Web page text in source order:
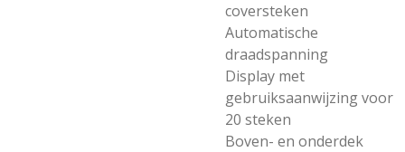
coversteken
Automatische
draadspanning
Display met
gebruiksaanwijzing voor
20 steken
Boven- en onderdek